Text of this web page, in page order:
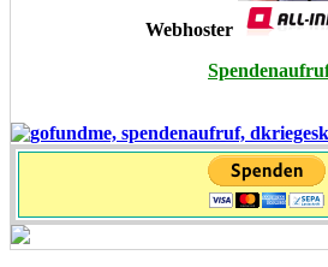
Webhoster